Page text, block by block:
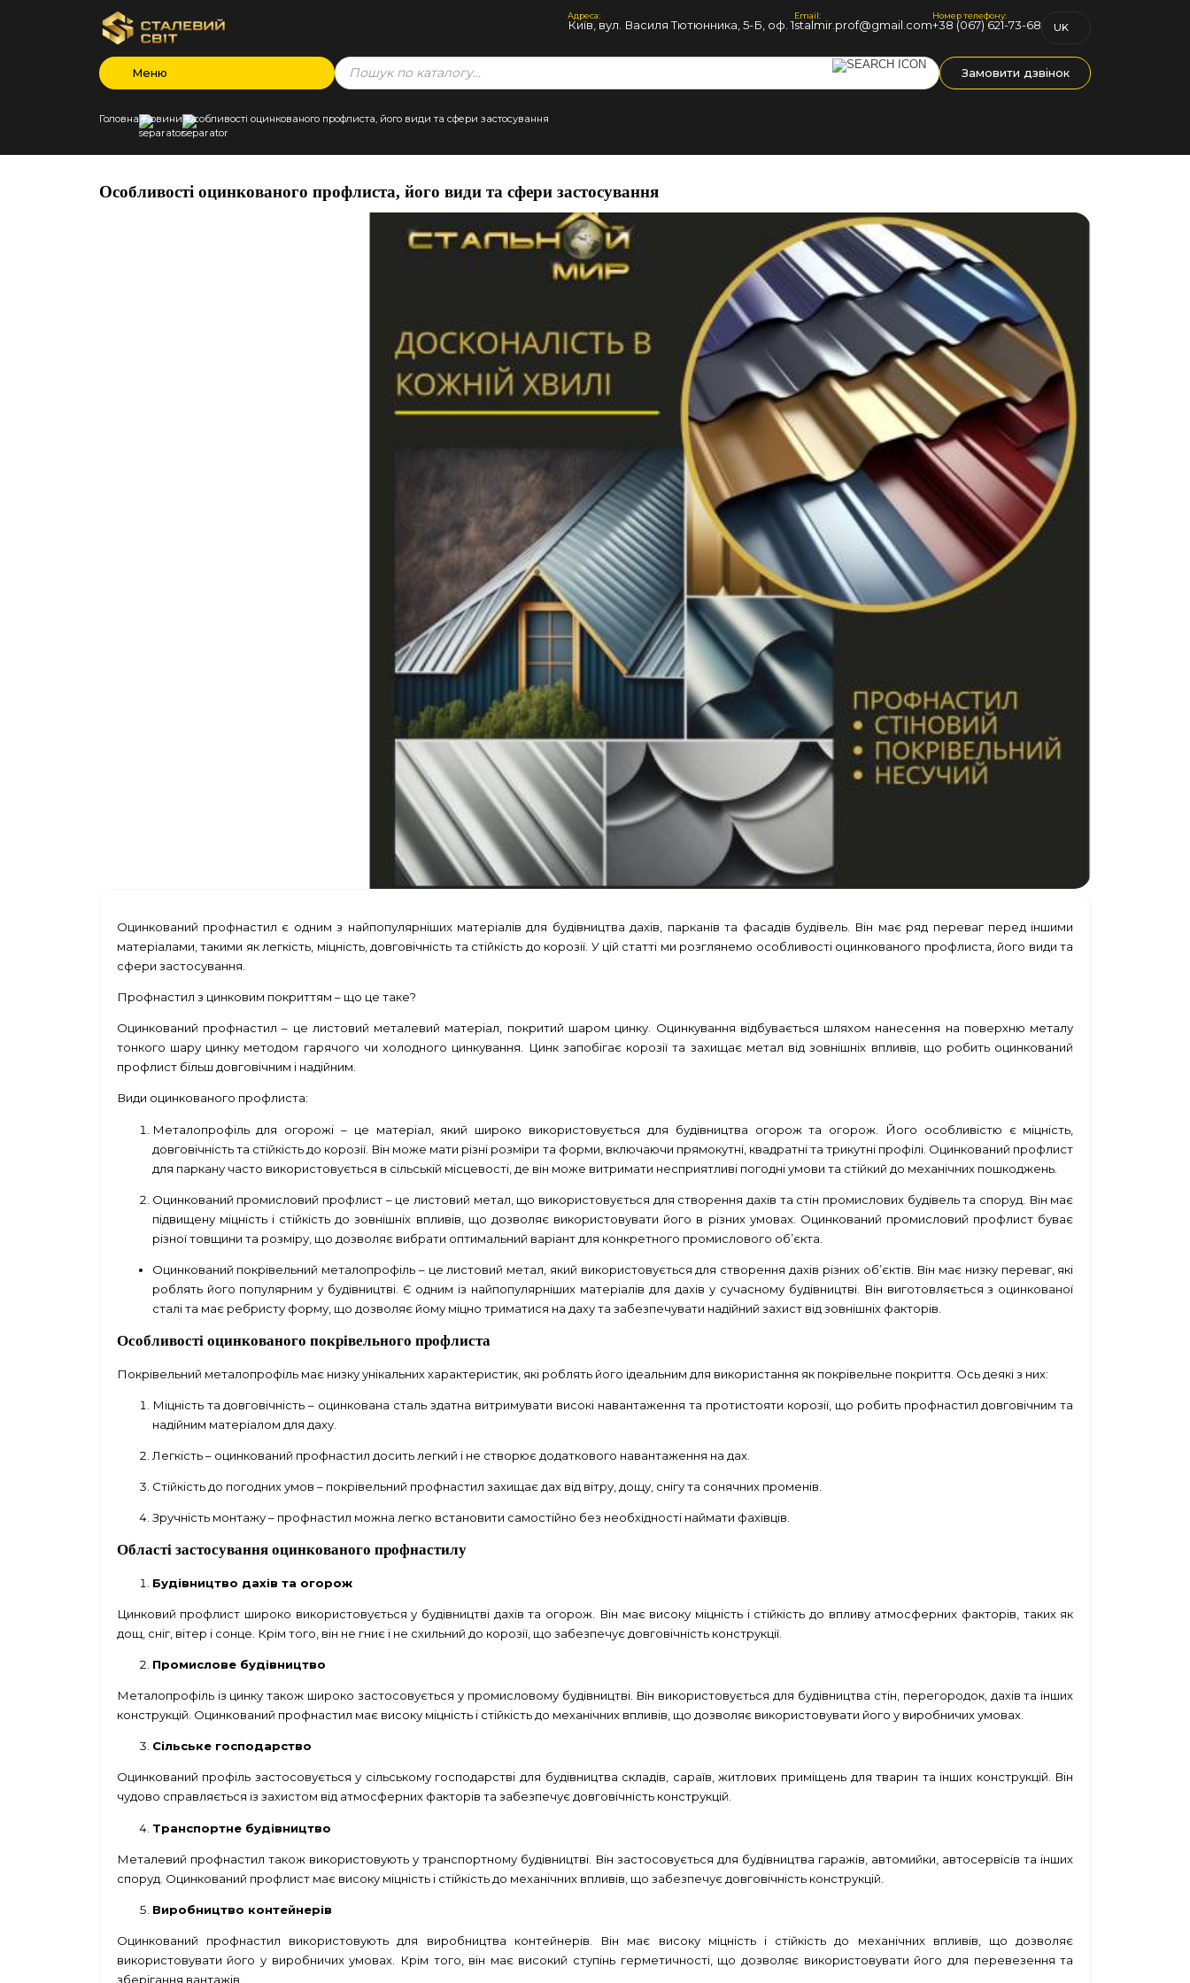
Адреса:
Київ, вул. Василя Тютюнника, 5-Б, оф. 1
Email:
stalmir.prof@gmail.com
Номер телефону:
+38 (067) 621-73-68
UK
Меню
Products
search
Замовити дзвінок
Головна Новини Особливості оцинкованого профлиста, його види та сфери застосування
Особливості оцинкованого профлиста, його види та сфери застосування
Оцинкований профнастил є одним з найпопулярніших матеріалів для будівництва дахів, парканів та фасадів будівель. Він має ряд переваг перед іншими
матеріалами, такими як легкість, міцність, довговічність та стійкість до корозії. У цій статті ми розглянемо особливості оцинкованого профлиста, його види та
сфери застосування.
Профнастил з цинковим покриттям – що це таке?
Оцинкований профнастил – це листовий металевий матеріал, покритий шаром цинку. Оцинкування відбувається шляхом нанесення на поверхню металу
тонкого шару цинку методом гарячого чи холодного цинкування. Цинк запобігає корозії та захищає метал від зовнішніх впливів, що робить оцинкований
профлист більш довговічним і надійним.
Види оцинкованого профлиста:
Металопрофіль для огорожі – це матеріал, який широко використовується для будівництва огорож та огорож. Його особливістю є міцність,
довговічність та стійкість до корозії. Він може мати різні розміри та форми, включаючи прямокутні, квадратні та трикутні профілі. Оцинкований профлист
для паркану часто використовується в сільській місцевості, де він може витримати несприятливі погодні умови та стійкий до механічних пошкоджень.
Оцинкований промисловий профлист – це листовий метал, що використовується для створення дахів та стін промислових будівель та споруд. Він має
підвищену міцність і стійкість до зовнішніх впливів, що дозволяє використовувати його в різних умовах. Оцинкований промисловий профлист буває
різної товщини та розміру, що дозволяє вибрати оптимальний варіант для конкретного промислового об’єкта.
Оцинкований покрівельний металопрофіль – це листовий метал, який використовується для створення дахів різних об’єктів. Він має низку переваг, які
роблять його популярним у будівництві. Є одним із найпопулярніших матеріалів для дахів у сучасному будівництві. Він виготовляється з оцинкованої
сталі та має ребристу форму, що дозволяє йому міцно триматися на даху та забезпечувати надійний захист від зовнішніх факторів.
Особливості оцинкованого покрівельного профлиста
Покрівельний металопрофіль має низку унікальних характеристик, які роблять його ідеальним для використання як покрівельне покриття. Ось деякі з них:
Міцність та довговічність – оцинкована сталь здатна витримувати високі навантаження та протистояти корозії, що робить профнастил довговічним та
надійним матеріалом для даху.
Легкість – оцинкований профнастил досить легкий і не створює додаткового навантаження на дах.
Стійкість до погодних умов – покрівельний профнастил захищає дах від вітру, дощу, снігу та сонячних променів.
Зручність монтажу – профнастил можна легко встановити самостійно без необхідності наймати фахівців.
Області застосування оцинкованого профнастилу
Будівництво дахів та огорож
Цинковий профлист широко використовується у будівництві дахів та огорож. Він має високу міцність і стійкість до впливу атмосферних факторів, таких як
дощ, сніг, вітер і сонце. Крім того, він не гниє і не схильний до корозії, що забезпечує довговічність конструкції.
Промислове будівництво
Металопрофіль із цинку також широко застосовується у промисловому будівництві. Він використовується для будівництва стін, перегородок, дахів та інших
конструкцій. Оцинкований профнастил має високу міцність і стійкість до механічних впливів, що дозволяє використовувати його у виробничих умовах.
Сільське господарство
Оцинкований профіль застосовується у сільському господарстві для будівництва складів, сараїв, житлових приміщень для тварин та інших конструкцій. Він
чудово справляється із захистом від атмосферних факторів та забезпечує довговічність конструкцій.
Транспортне будівництво
Металевий профнастил також використовують у транспортному будівництві. Він застосовується для будівництва гаражів, автомийки, автосервісів та інших
споруд. Оцинкований профлист має високу міцність і стійкість до механічних впливів, що забезпечує довговічність конструкцій.
Виробництво контейнерів
Оцинкований профнастил використовують для виробництва контейнерів. Він має високу міцність і стійкість до механічних впливів, що дозволяє
використовувати його у виробничих умовах. Крім того, він має високий ступінь герметичності, що дозволяє використовувати його для перевезення та
зберігання вантажів.